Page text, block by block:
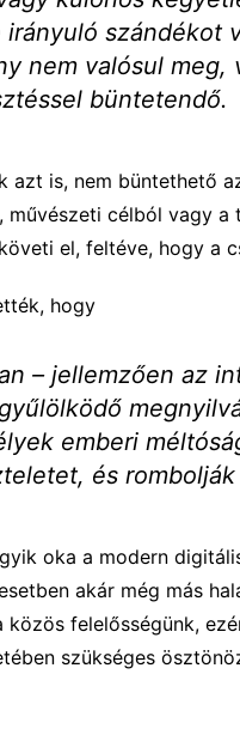
irányuló szándékot
nem valósul
büntetendő.
azt is, nem büntethető
művészeti célból vagy
el, feltéve, hogy a
hogy
– jellemzően az
emberi
és
oka a modern
akár még más
közös felelősségünk,
szükséges